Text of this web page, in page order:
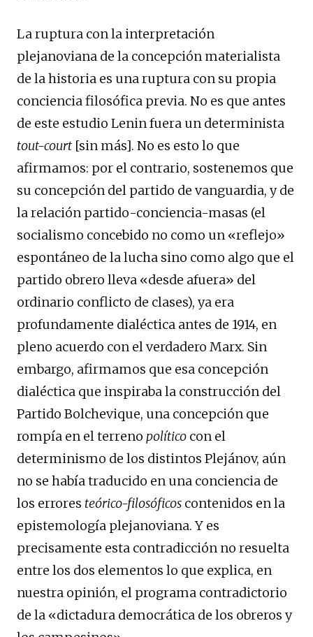
La ruptura con la interpretación
plejanoviana de la concepción materialista
de la historia es una ruptura con su propia
conciencia filosófica previa. No es que antes
de este estudio Lenin fuera un determinista
tout-court [sin más]. No es esto lo que
afirmamos: por el contrario, sostenemos que
su concepción del partido de vanguardia, y de
la relación partido-conciencia-masas (el
socialismo concebido no como un «reflejo»
espontáneo de la lucha sino como algo que el
partido obrero lleva «desde afuera» del
ordinario conflicto de clases), ya era
profundamente dialéctica antes de 1914, en
pleno acuerdo con el verdadero Marx. Sin
embargo, afirmamos que esa concepción
dialéctica que inspiraba la construcción del
Partido Bolchevique, una concepción que
rompía en el terreno político con el
determinismo de los distintos Plejánov, aún
no se había traducido en una conciencia de
los errores teórico-filosóficos contenidos en la
epistemología plejanoviana. Y es
precisamente esta contradicción no resuelta
entre los dos elementos lo que explica, en
nuestra opinión, el programa contradictorio
de la «dictadura democrática de los obreros y